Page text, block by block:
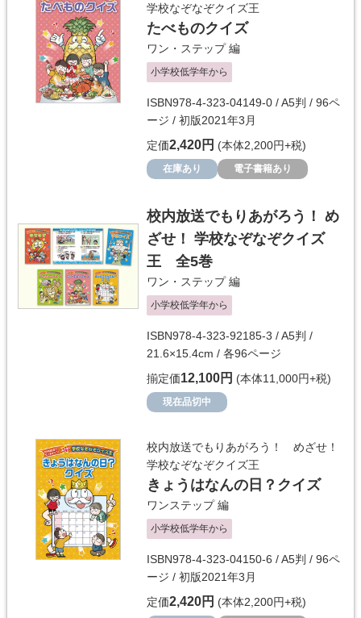
学校なぞなぞクイズ王
たべものクイズ
ワン・ステップ編
小学校低学年から
ISBN978-4-323-04149-0 / A5判 / 96ペ
ージ / 初版2021年3月
定価2,420円 (本体2,200円+税)
在庫あり 電子書籍あり
校内放送でもりあがろう！ め
ざせ！ 学校なぞなぞクイズ
王 全5巻
ワン・ステップ編
小学校低学年から
ISBN978-4-323-92185-3 / A5判 /
21.6×15.4cm / 各96ページ
揃定価12,100円 (本体11,000円+税)
現在品切中
校内放送でもりあがろう！ めざせ！
学校なぞなぞクイズ王
きょうはなんの日？クイズ
ワンステップ編
小学校低学年から
ISBN978-4-323-04150-6 / A5判 / 96ペ
ージ / 初版2021年3月
定価2,420円 (本体2,200円+税)